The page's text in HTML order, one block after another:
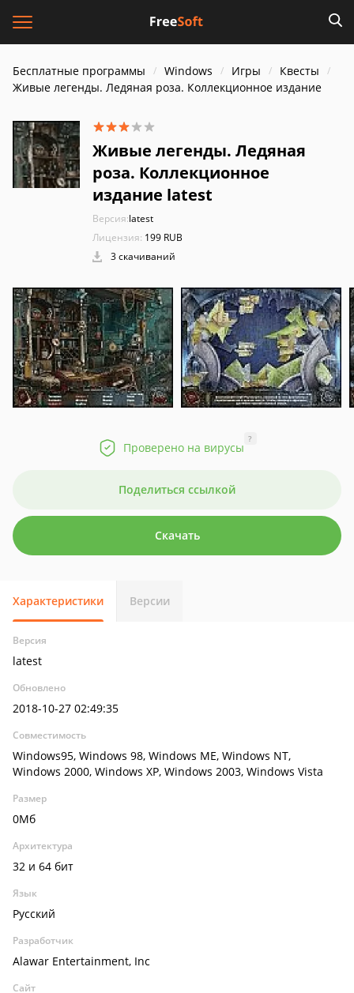
Бесплатные программы Windows Игры
Квесты
Живые легенды. Ледяная роза. Коллекционное издание
Живые легенды. Ледяная
роза. Коллекционное
издание latest
Версия:latest
Лицензия: 199 RUB
3 скачиваний
Проверено на вирусы
?
Поделиться ссылкой
Скачать
Характеристики Версии
Версия
latest
Обновлено
2018-10-27 02:49:35
Совместимость
Windows95, Windows 98, Windows ME, Windows NT,
Windows 2000, Windows XP, Windows 2003, Windows Vista
Размер
0Мб
Архитектура
32 и 64 бит
Язык
Русский
Разработчик
Alawar Entertainment, Inc
Сайт